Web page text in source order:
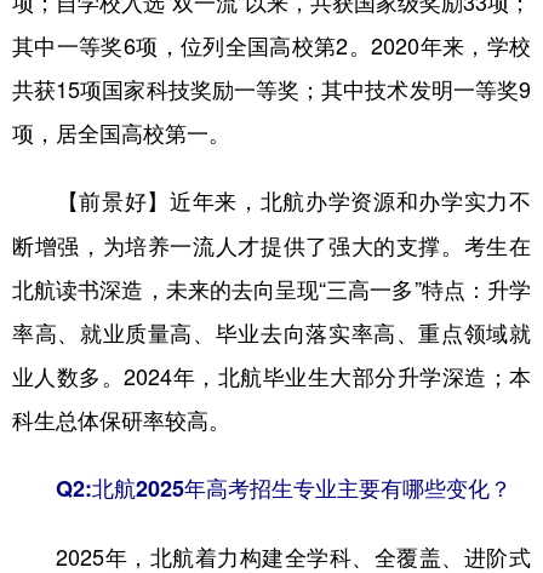
其中一等奖6项，位列全国高校第2。2020年来，学校
共获15项国家科技奖励一等奖；其中技术发明一等奖9
项，居全国高校第一。
【前景好】 近年来，北航办学资源和办学实力不
断增强，为培养一流人才提供了强大的支撑。考生在
北航读书深造，未来的去向呈现“三高一多”特点：升学
率高、就业质量高、毕业去向落实率高、重点领域就
业人数多。2024年，北航毕业生大部分升学深造；本
科生总体保研率较高。
Q2:北航2025年高考招生专业主要有哪些变化？
2025年，北航着力构建全学科、全覆盖、进阶式